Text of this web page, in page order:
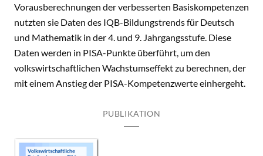
Vorausberechnungen der verbesserten Basiskompetenzen
nutzten sie Daten des IQB-Bildungstrends für Deutsch
und Mathematik in der 4. und 9. Jahrgangsstufe. Diese
Daten werden in PISA-Punkte überführt, um den
volkswirtschaftlichen Wachstumseffekt zu berechnen, der
mit einem Anstieg der PISA-Kompetenzwerte einhergeht.
PUBLIKATION